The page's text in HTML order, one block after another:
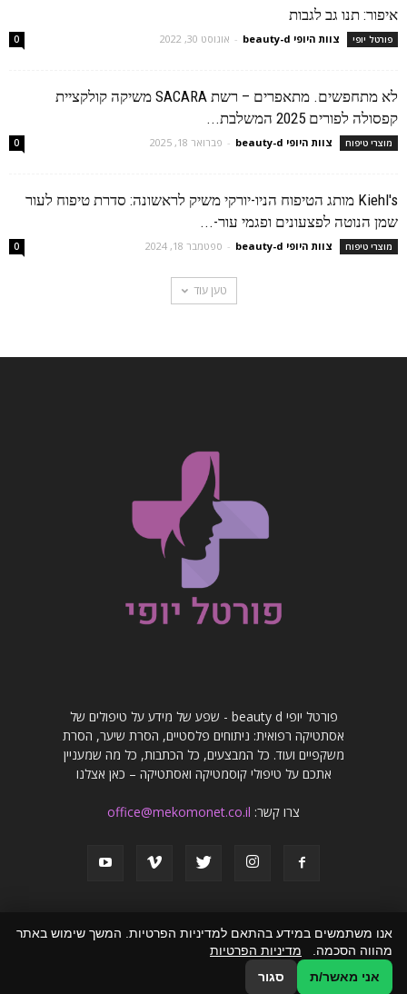
איפור: תנו גב לגבות
פורטל יופי צוות היופי beauty-d - אוגוסט 30, 2022 0
לא מתחפשים. מתאפרים – רשת SACARA משיקה קולקציית
קפסולה לפורים 2025 המשלבת...
מוצרי טיפוח צוות היופי beauty-d - פברואר 18, 2025 0
Kiehl's מותג הטיפוח הניו-יורקי משיק לראשונה: סדרת טיפוח לעור
שמן הנוטה לפצעונים ופגמי עור-...
מוצרי טיפוח צוות היופי beauty-d - ספטמבר 18, 2024 0
טען עוד
פורטל יופי beauty d - שפע של מידע על טיפולים של
אסתטיקה רפואית: ניתוחים פלסטיים, הסרת שיער, הסרת
משקפיים ועוד. כל המבצעים, כל הכתבות, כל מה שמעניין
אתכם על טיפולי קוסמטיקה ואסתטיקה – כאן אצלנו
צרו קשר: office@mekomonet.co.il
פרסמו אצלנו פרסום מאמרים באתרים
© כל הזכויות שמורות לפורטל יופי beauty d
אנו משתמשים במידע בהתאם למדיניות הפרטיות. המשך שימוש באתר
מהווה הסכמה. מדיניות הפרטיות
אני מאשר/ת
סגור